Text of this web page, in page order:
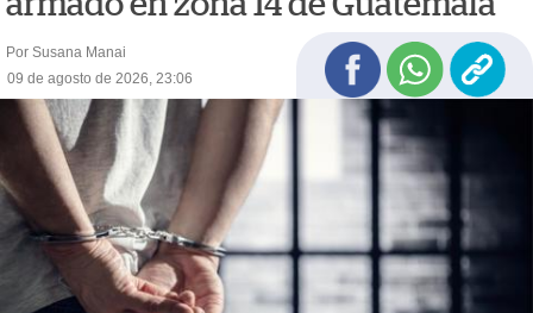
Por Susana Manai
09 de agosto de 2026, 23:06